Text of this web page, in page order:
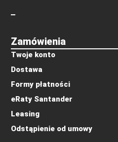
Zamówienia
Twoje konto
Dostawa
Formy płatności
eRaty Santander
Leasing
Odstąpienie od umowy